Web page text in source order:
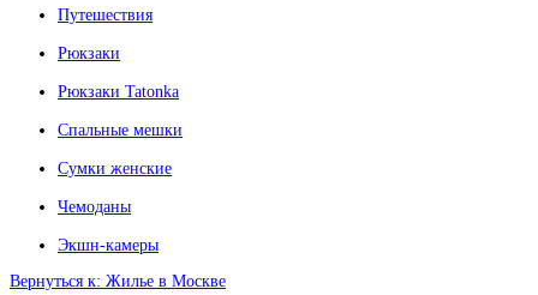
Путешествия
Рюкзаки
Рюкзаки Tatonka
Спальные мешки
Сумки женские
Чемоданы
Экшн-камеры
Вернуться к: Жилье в Москве